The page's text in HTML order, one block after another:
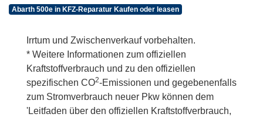
Abarth 500e in KFZ-Reparatur Kaufen oder leasen
Irrtum und Zwischenverkauf vorbehalten.
* Weitere Informationen zum offiziellen
Kraftstoffverbrauch und zu den offiziellen
spezifischen CO2-Emissionen und gegebenenfalls
zum Stromverbrauch neuer Pkw können dem
'Leitfaden über den offiziellen Kraftstoffverbrauch,